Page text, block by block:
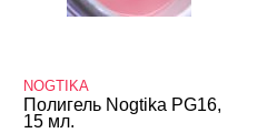
NOGTIKA
Полигель Nogtika PG16,
15 мл.